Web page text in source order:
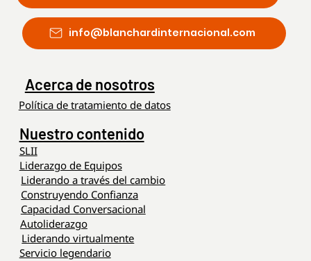
Nuestro contenido
SLII
Liderazgo de Equipos
Liderando a través del cambio
Construyendo Confianza
Capacidad Conversacional
Autoliderazgo
Liderando virtualmente
Servicio legendario
Acerca de nosotros
Política de tratamiento de datos
info@blanchardinternacional.com